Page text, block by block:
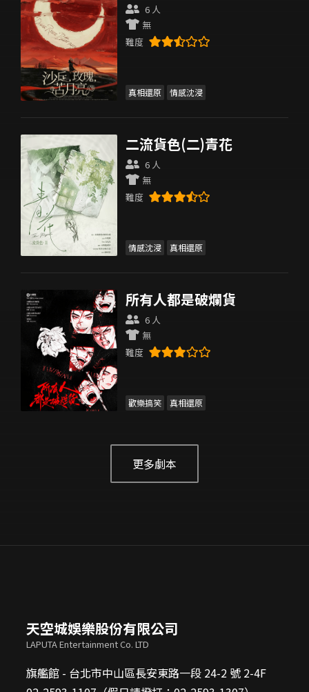
6 人
無
難度
真相還原 情感沈浸
二流貨色(二)青花
6 人
無
難度
情感沈浸 真相還原
所有人都是破爛貨
6 人
無
難度
歡樂搞笑 真相還原
更多劇本
天空城娛樂股份有限公司
LAPUTA Entertainment Co. LTD
旗艦館 - 台北市中山區長安東路一段 24-2 號 2-4F